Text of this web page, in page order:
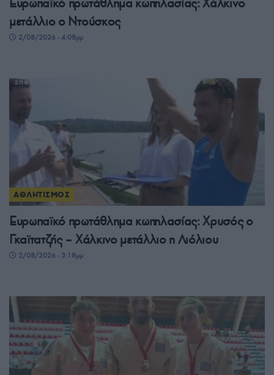
Ευρωπαϊκό πρωτάθλημα κωπηλασίας: Χάλκινο
μετάλλιο ο Ντούσκος
2/08/2026 - 4:08μμ
ΑΘΛΗΤΙΣΜΟΣ
Ευρωπαϊκό πρωτάθλημα κωπηλασίας: Χρυσός ο
Γκαϊτατζής – Χάλκινο μετάλλιο η Λιόλιου
2/08/2026 - 3:18μμ